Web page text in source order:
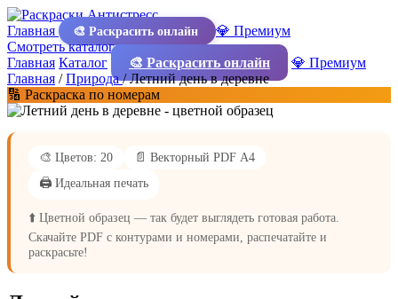
Главная 🎨 Раскрасить онлайн
💎 Премиум
Смотреть каталог
Главная Каталог 🎨 Раскрасить онлайн
💎 Премиум
Главная /Природа/Летний день в деревне
🔢 Раскраска по номерам
🎨 Цветов: 20
📄 Векторный PDF А4
🖨️ Идеальная печать
⬆️ Цветной образец — так будет выглядеть готовая работа.
Скачайте PDF с контурами и номерами, распечатайте и
раскрасьте!